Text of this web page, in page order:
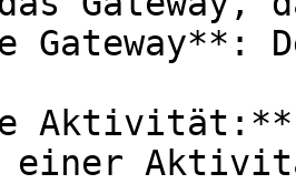
Gateway**:
Aktivität:**
einer